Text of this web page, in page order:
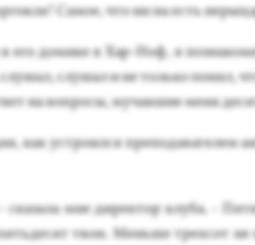
Са­мое, что ни на есть
его до­мике в Хар-Ноф, я
слу­шал и не толь­ко по­нял,
на воп­ро­сы, му­чав­шие ме­ня
как ус­тро­ил­ся пре­пода­вате­лем
мне ди­рек­тор клу­ба. -
твои. Мень­ше трех­сот